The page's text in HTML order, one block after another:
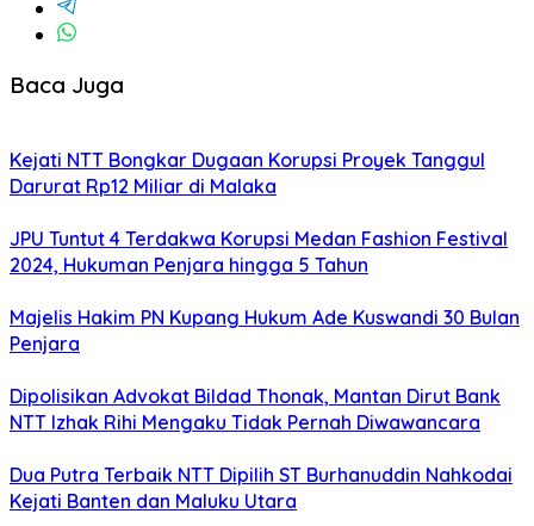
Baca Juga
Kejati NTT Bongkar Dugaan Korupsi Proyek Tanggul
Darurat Rp12 Miliar di Malaka
JPU Tuntut 4 Terdakwa Korupsi Medan Fashion Festival
2024, Hukuman Penjara hingga 5 Tahun
Majelis Hakim PN Kupang Hukum Ade Kuswandi 30 Bulan
Penjara
Dipolisikan Advokat Bildad Thonak, Mantan Dirut Bank
NTT Izhak Rihi Mengaku Tidak Pernah Diwawancara
Dua Putra Terbaik NTT Dipilih ST Burhanuddin Nahkodai
Kejati Banten dan Maluku Utara